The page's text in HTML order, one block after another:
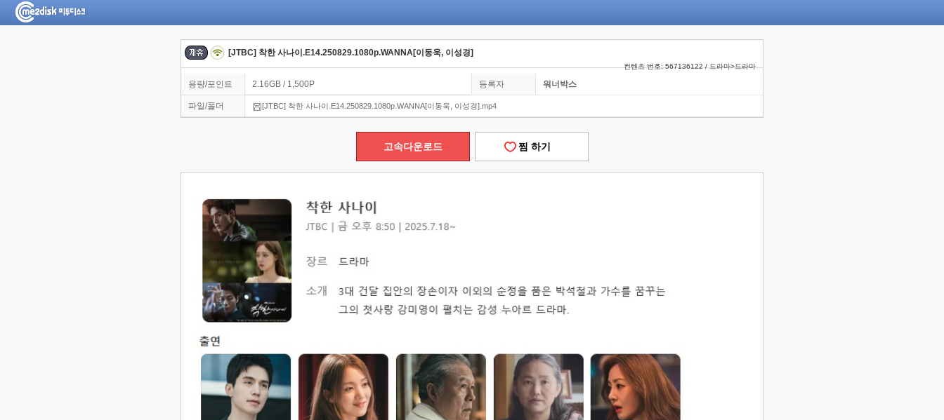
[JTBC] 착한 사나이.E14.250829.1080p.WANNA[이동욱, 이성경]
컨텐츠 번호: 567136122 / 드라마>드라마
용량/포인트 2.16GB / 1,500P 등록자 워너박스
파일/폴더 [JTBC] 착한 사나이.E14.250829.1080p.WANNA[이동욱, 이성경].mp4
고속다운로드 찜 하기